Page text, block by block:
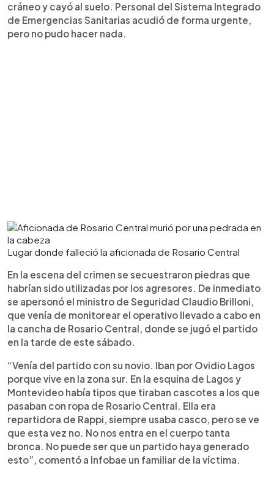
cráneo y cayó al suelo. Personal del Sistema Integrado
de Emergencias Sanitarias acudió de forma urgente,
pero no pudo hacer nada.
Lugar donde falleció la aficionada de Rosario Central
En la escena del crimen se secuestraron piedras que
habrían sido utilizadas por los agresores. De inmediato
se apersonó el ministro de Seguridad Claudio Brilloni,
que venía de monitorear el operativo llevado a cabo en
la cancha de Rosario Central, donde se jugó el partido
en la tarde de este sábado.
“Venía del partido con su novio. Iban por Ovidio Lagos
porque vive en la zona sur. En la esquina de Lagos y
Montevideo había tipos que tiraban cascotes a los que
pasaban con ropa de Rosario Central. Ella era
repartidora de Rappi, siempre usaba casco, pero se ve
que esta vez no. No nos entra en el cuerpo tanta
bronca. No puede ser que un partido haya generado
esto”, comentó a Infobae un familiar de la víctima.